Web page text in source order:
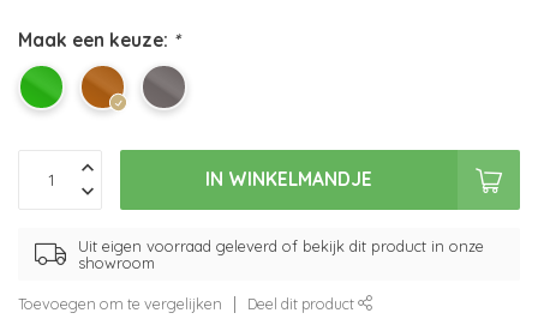
Maak een keuze: *
IN WINKELMANDJE
Uit eigen voorraad geleverd of bekijk dit product in onze
showroom
Toevoegen om te vergelijken Deel dit product